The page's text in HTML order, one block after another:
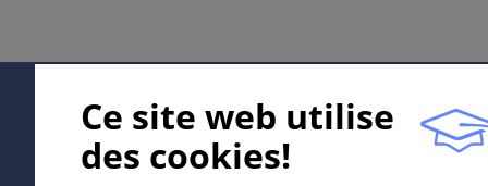
Cours
May develop crusts or necrosis.
Always heals with scar.
Ce site web utilise
des cookies!